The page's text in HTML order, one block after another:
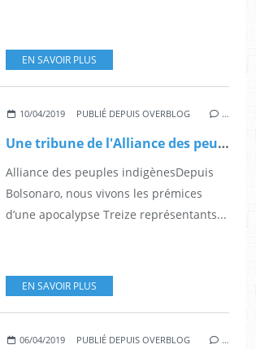
EN SAVOIR PLUS
10/04/2019 PUBLIÉ DEPUIS OVERBLOG …
Une tribune de l'Alliance des peuples indigènes, dans Le Monde
Alliance des peuples indigènesDepuis
Bolsonaro, nous vivons les prémices
d’une apocalypse Treize représentants...
EN SAVOIR PLUS
06/04/2019 PUBLIÉ DEPUIS OVERBLOG …